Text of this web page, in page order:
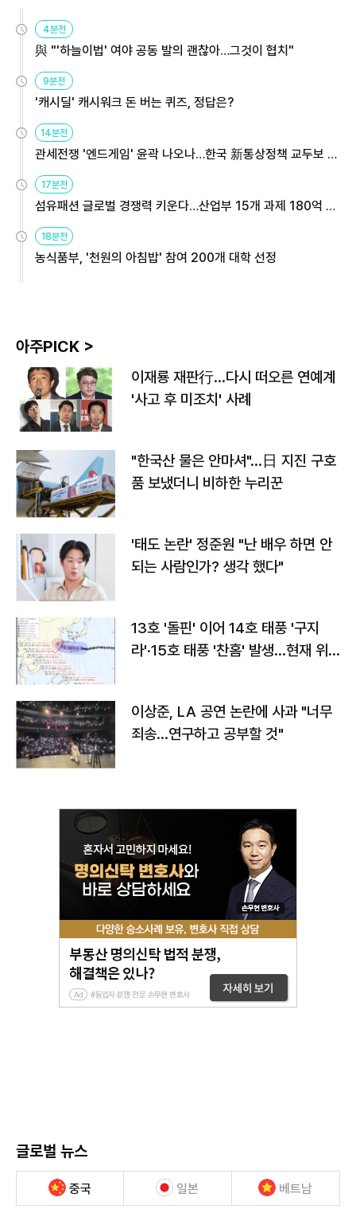
4분전
與 "'하늘이법' 여야 공동 발의 괜찮아…그것이 협치"
9분전
'캐시딜' 캐시워크 돈 버는 퀴즈, 정답은?
14분전
관세전쟁 '엔드게임' 윤곽 나오나…한국 新통상정책 교두보 활
용해야
17분전
섬유패션 글로벌 경쟁력 키운다…산업부 15개 과제 180억 지
원
18분전
농식품부, '천원의 아침밥' 참여 200개 대학 선정
아주PICK >
이재룡 재판行…다시 떠오른 연예계
'사고 후 미조치' 사례
"한국산 물은 안마셔"…日 지진 구호
품 보냈더니 비하한 누리꾼
'태도 논란' 정준원 "난 배우 하면 안
되는 사람인가? 생각 했다"
13호 '돌핀' 이어 14호 태풍 '구지
라'·15호 태풍 '찬홈' 발생…현재 위
이상준, LA 공연 논란에 사과 "너무
죄송…연구하고 공부할 것"
글로벌 뉴스
중국 일본 베트남